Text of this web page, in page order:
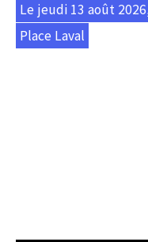
Le jeudi 13 août
Place Laval